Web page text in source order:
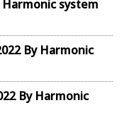
Harmonic system
By Harmonic
By Harmonic